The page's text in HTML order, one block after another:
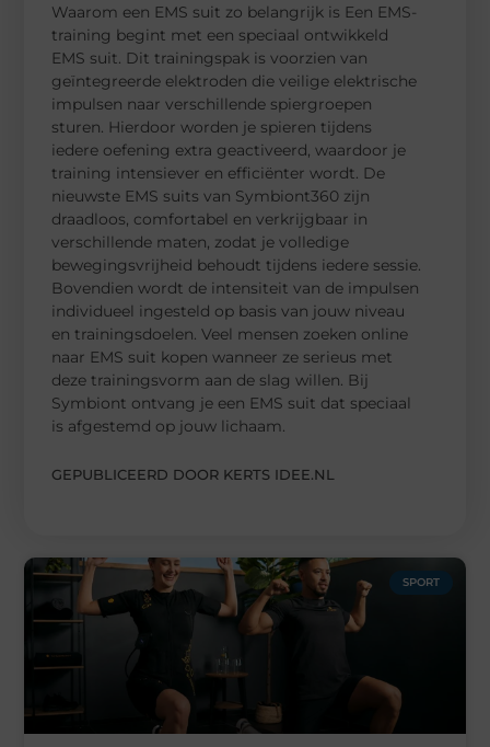
Waarom een EMS suit zo belangrijk is Een EMS-
training begint met een speciaal ontwikkeld
EMS suit. Dit trainingspak is voorzien van
geïntegreerde elektroden die veilige elektrische
impulsen naar verschillende spiergroepen
sturen. Hierdoor worden je spieren tijdens
iedere oefening extra geactiveerd, waardoor je
training intensiever en efficiënter wordt. De
nieuwste EMS suits van Symbiont360 zijn
draadloos, comfortabel en verkrijgbaar in
verschillende maten, zodat je volledige
bewegingsvrijheid behoudt tijdens iedere sessie.
Bovendien wordt de intensiteit van de impulsen
individueel ingesteld op basis van jouw niveau
en trainingsdoelen. Veel mensen zoeken online
naar EMS suit kopen wanneer ze serieus met
deze trainingsvorm aan de slag willen. Bij
Symbiont ontvang je een EMS suit dat speciaal
is afgestemd op jouw lichaam.
GEPUBLICEERD DOOR KERTS IDEE.NL
SPORT